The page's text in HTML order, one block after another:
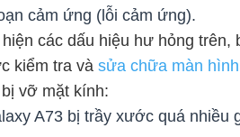
cảm ứng (lỗi cảm ứng).
các dấu hiệu hư hỏng trên,
kiểm tra và sửa chữa màn
vỡ mặt kính:
A73 bị trầy xước quá